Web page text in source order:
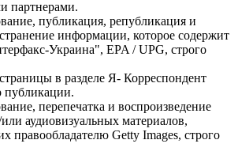
партнерами.
публикация, републикация и
информации, которое содержит
Украина", EPA / UPG, строго
в разделе Я- Корреспондент
публикации.
перепечатка и воспроизведение
аудиовизуальных материалов,
правообладателю Getty Images, строго